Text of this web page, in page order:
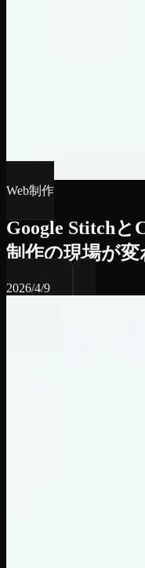
Web制作
Google Stitchと
制作の現場が
2026/4/9